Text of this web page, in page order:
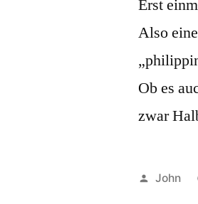
Erst
Also
Ob es
zwar
John